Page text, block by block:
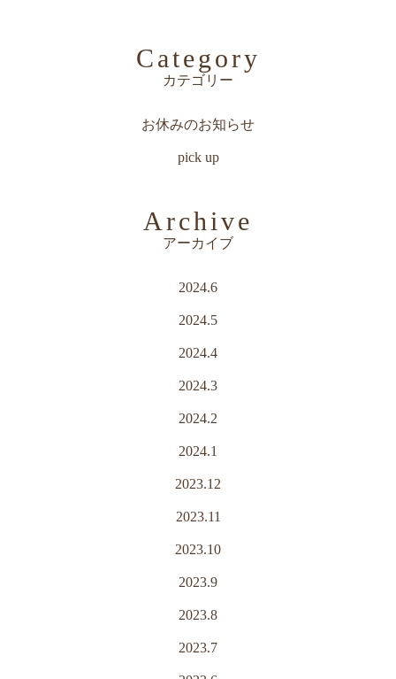
Category
カテゴリー
お休みのお知らせ
pick up
Archive
アーカイブ
2024.6
2024.5
2024.4
2024.3
2024.2
2024.1
2023.12
2023.11
2023.10
2023.9
2023.8
2023.7